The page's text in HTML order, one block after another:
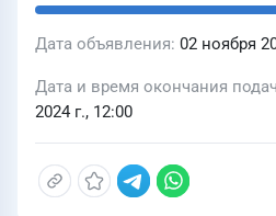
Дата объявления 02 ноября
Дата и время окончания
2024 г., 12:00